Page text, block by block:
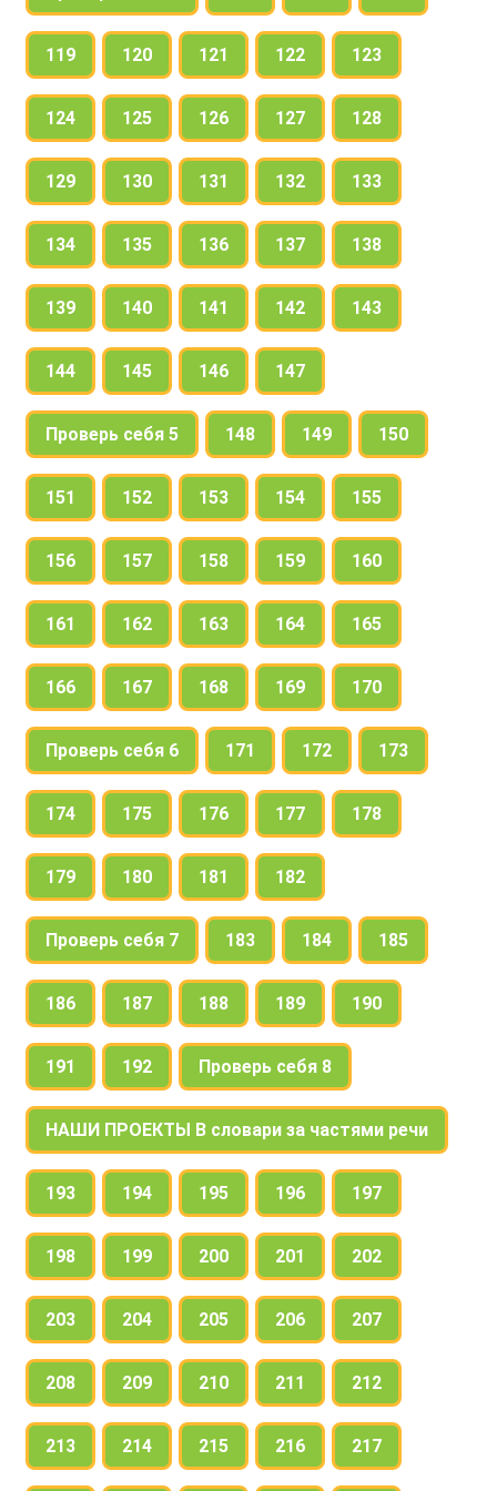
119 120 121 122 123
124 125 126 127 128
129 130 131 132 133
134 135 136 137 138
139 140 141 142 143
144 145 146 147
Проверь себя 5 148 149 150
151 152 153 154 155
156 157 158 159 160
161 162 163 164 165
166 167 168 169 170
Проверь себя 6 171 172 173
174 175 176 177 178
179 180 181 182
Проверь себя 7 183 184 185
186 187 188 189 190
191 192 Проверь себя 8
НАШИ ПРОЕКТЫ В словари за частями речи
193 194 195 196 197
198 199 200 201 202
203 204 205 206 207
208 209 210 211 212
213 214 215 216 217